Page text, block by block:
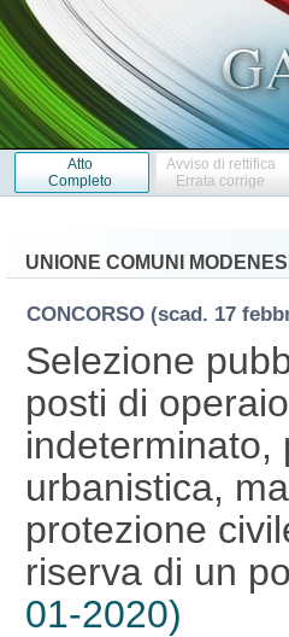
Atto
Completo
Avviso di rettifica
Errata corrige
UNIONE COMUNI
CONCORSO (scad. 17
Selezione
posti di
indeterminato,
urbanistica,
protezione
riserva di un
01-2020)